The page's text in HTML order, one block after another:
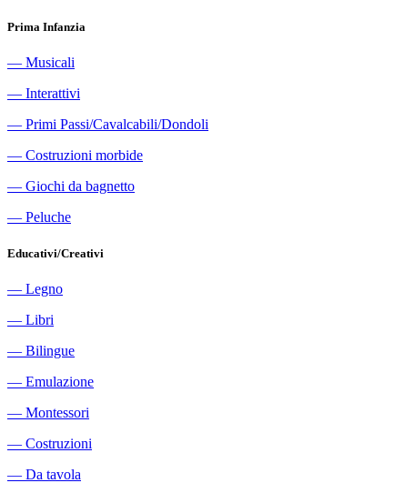
Prima Infanzia
― Musicali
― Interattivi
― Primi Passi/Cavalcabili/Dondoli
― Costruzioni morbide
― Giochi da bagnetto
― Peluche
Educativi/Creativi
― Legno
― Libri
― Bilingue
― Emulazione
― Montessori
― Costruzioni
― Da tavola